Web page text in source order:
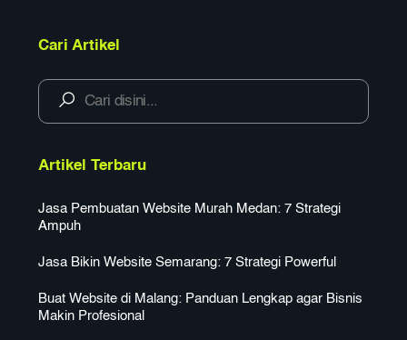
Cari Artikel
Artikel Terbaru
Jasa Pembuatan Website Murah Medan: 7 Strategi
Ampuh
Jasa Bikin Website Semarang: 7 Strategi Powerful
Buat Website di Malang: Panduan Lengkap agar Bisnis
Makin Profesional